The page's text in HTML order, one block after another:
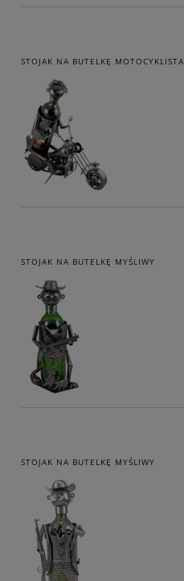
STOJAK NA BUTELKĘ MOTOCYKLISTA
STOJAK NA BUTELKĘ MYŚLIWY
STOJAK NA BUTELKĘ MYŚLIWY